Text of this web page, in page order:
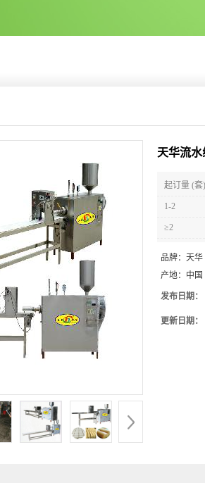
天华流
起订量 (套)
1-2
≥2
品牌： 天华
产地： 中国
发布日期：
更新日期：